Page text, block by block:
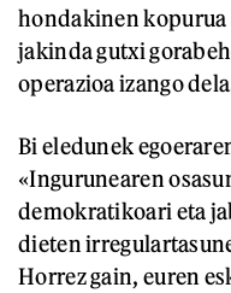
hondakinen kopurua
jakinda gutxi
operazioa izango
Bi eledunek
«Ingurunearen
demokratikoari eta
dieten
Horrez gain, euren